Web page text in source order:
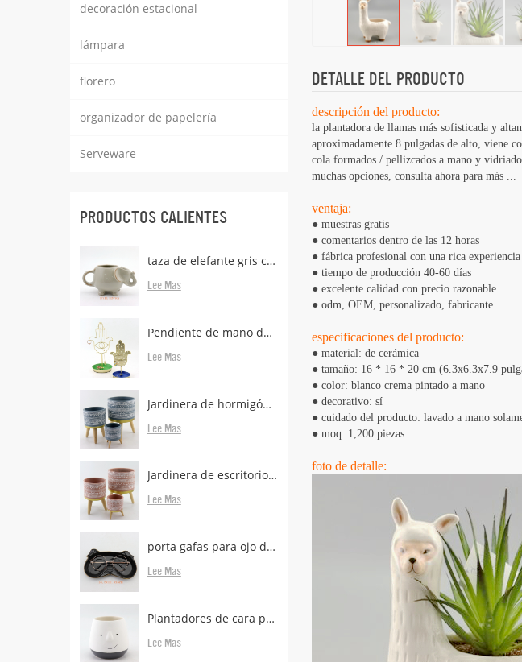
decoración estacional
lámpara
florero
organizador de papelería
Serveware
PRODUCTOS CALIENTES
taza de elefante gris con porta bolsas de té
Lee Mas
Pendiente de mano de metal de latón con soporte
Lee Mas
Jardinera de hormigón con patas de madera.
Lee Mas
Jardinera de escritorio de hormigón con patas boscosas en venta
Lee Mas
porta gafas para ojo de animal para escritorio
Lee Mas
Plantadores de cara proveedores y fabricantes.
Lee Mas
DETALLE DEL PRODUCTO
descripción del producto:
la plantadora de llamas más sofisticada y
aproximadamente 8 pulgadas de alto, viene
cola formados / pellizcados a mano y
muchas opciones, consulta ahora para más ...
ventaja:
● muestras gratis
● comentarios dentro de las 12 horas
● fábrica profesional con una rica experiencia
● tiempo de producción 40-60 días
● excelente calidad con precio razonable
● odm, OEM, personalizado, fabricante
especificaciones del producto:
● material: de cerámica
● tamaño: 16 * 16 * 20 cm (6.3x6.3x7.9
● color: blanco crema pintado a mano
● decorativo: sí
● cuidado del producto: lavado a mano
● moq: 1,200 piezas
foto de detalle: